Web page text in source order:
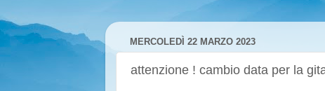
MERCOLEDÌ 22 MARZO 2023
attenzione ! cambio data per la